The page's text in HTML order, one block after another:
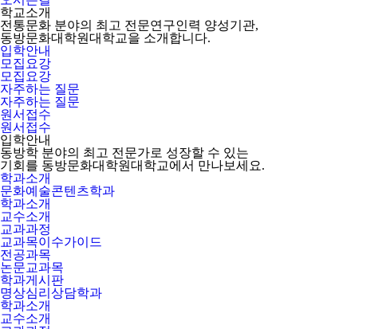
학교소개
전통문화 분야의 최고 전문연구인력 양성기관,
동방문화대학원대학교을 소개합니다.
입학안내
모집요강
모집요강
자주하는 질문
자주하는 질문
원서접수
원서접수
입학안내
동방학 분야의 최고 전문가로 성장할 수 있는
기회를 동방문화대학원대학교에서 만나보세요.
학과소개
문화예술콘텐츠학과
학과소개
교수소개
교과과정
교과목이수가이드
전공과목
논문교과목
학과게시판
명상심리상담학과
학과소개
교수소개